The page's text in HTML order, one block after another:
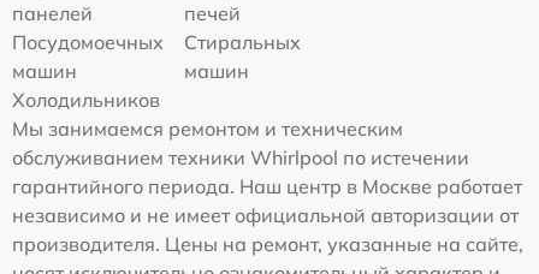
панелей
печей
Посудомоечных
машин
Стиральных
машин
Холодильников
Мы занимаемся ремонтом и техническим
обслуживанием техники Whirlpool по истечении
гарантийного периода. Наш центр в Москве работает
независимо и не имеет официальной авторизации от
производителя. Цены на ремонт, указанные на сайте,